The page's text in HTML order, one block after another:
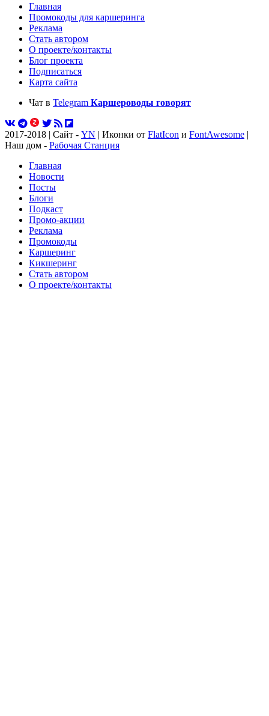
Главная
Промокоды для каршеринга
Реклама
Стать автором
О проекте/контакты
Блог проекта
Подписаться
Карта сайта
Чат в Telegram Каршероводы говорят
2017-2018 | Сайт - YN | Иконки от FlatIcon и FontAwesome |
Наш дом - Рабочая Станция
Главная
Новости
Посты
Блоги
Подкаст
Промо-акции
Реклама
Промокоды
Каршеринг
Кикшеринг
Стать автором
О проекте/контакты